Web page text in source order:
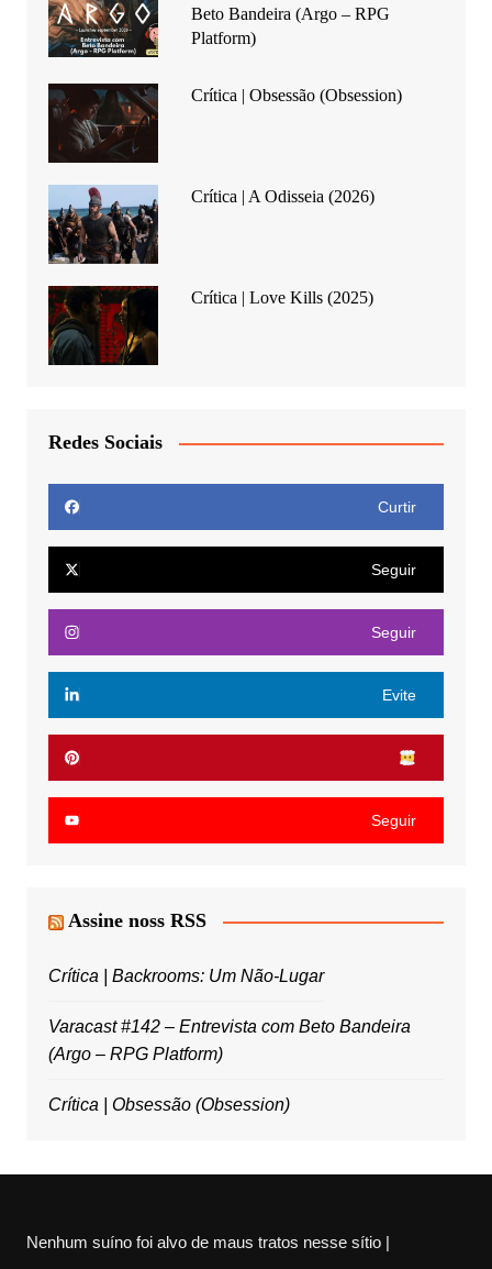
Beto Bandeira (Argo – RPG
Platform)
Crítica | Obsessão (Obsession)
Crítica | A Odisseia (2026)
Crítica | Love Kills (2025)
Redes Sociais
Curtir
Seguir
Seguir
Evite
Seguir
Assine noss RSS
Crítica | Backrooms: Um Não-Lugar
Varacast #142 – Entrevista com Beto Bandeira
(Argo – RPG Platform)
Crítica | Obsessão (Obsession)
Nenhum suíno foi alvo de maus tratos nesse sítio |